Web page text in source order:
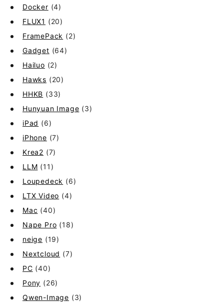
Docker (4)
FLUX1 (20)
FramePack (2)
Gadget (64)
Hailuo (2)
Hawks (20)
HHKB (33)
Hunyuan Image (3)
iPad (6)
iPhone (7)
Krea2 (7)
LLM (11)
Loupedeck (6)
LTX Video (4)
Mac (40)
Nape Pro (18)
neige (19)
Nextcloud (7)
PC (40)
Pony (26)
Qwen-Image (3)